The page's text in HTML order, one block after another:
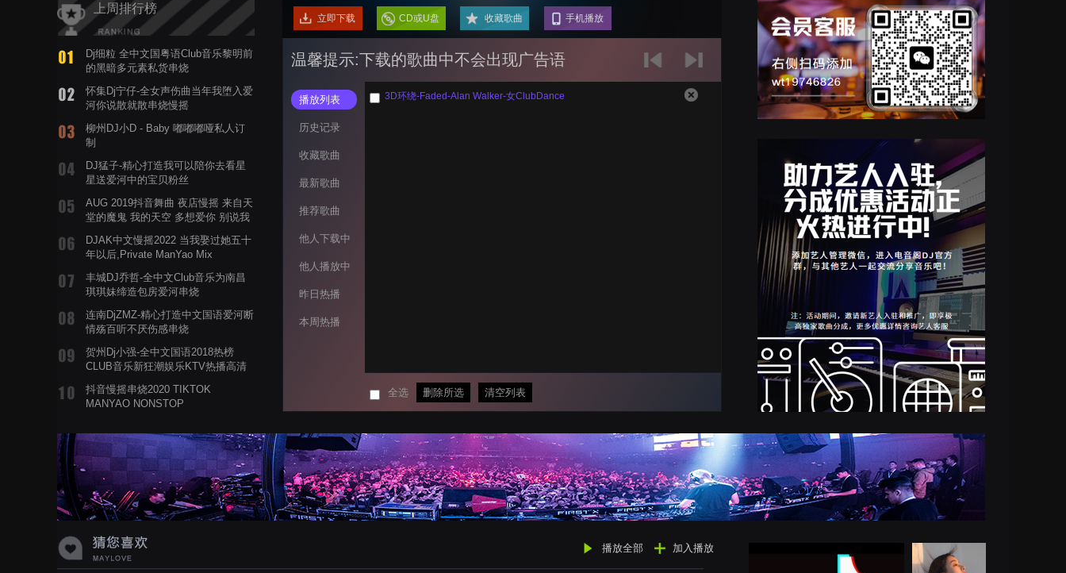
上周排行榜
Dj细粒 全中文国粤语Club音乐黎明前
的黑暗多元素私货串烧
怀集Dj宁仔-全女声伤曲当年我堕入爱
河你说散就散串烧慢摇
柳州DJ小D - Baby 嘟嘟嘟哑私人订
制
DJ猛子-精心打造我可以陪你去看星
星送爱河中的宝贝粉丝
AUG 2019抖音舞曲 夜店慢摇 来自天
堂的魔鬼 我的天空 多想爱你 别说我
DJAK中文慢摇2022 当我娶过她五十
年以后,Private ManYao Mix
丰城DJ乔哲-全中文Club音乐为南昌
琪琪妹缔造包房爱河串烧
连南DjZMZ-精心打造中文国语爱河断
情殇百听不厌伤感串烧
贺州Dj小强-全中文国语2018热榜
CLUB音乐新狂潮娱乐KTV热播高清
抖音慢摇串烧2020 TIKTOK
MANYAO NONSTOP
蝉爸爸妈妈爱存在夏天的风是想你的
声音啊
立即下载 CD或U盘 收藏歌曲 手机播放
温馨提示:下载的歌曲中不会出现广告语
播放列表
历史记录
收藏歌曲
最新歌曲
推荐歌曲
他人下载中
他人播放中
昨日热播
本周热播
3D环绕-Faded-Alan Walker-女ClubDance
全选 删除所选 清空列表
播放全部 加入播放